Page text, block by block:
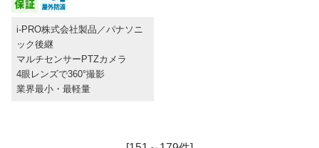
i-PRO株式会社製品／パナソニ
ック後継
マルチセンサーPTZカメラ
4眼レンズで360°撮影
業界最小・最軽量